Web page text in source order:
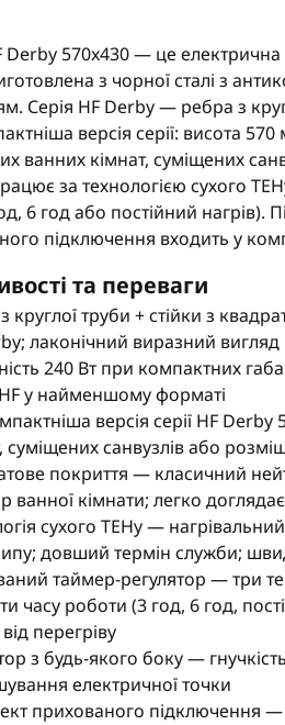
Derby 570x430 — це
з чорної сталі з
Серія HF Derby — ребра з
версія серії: висота
ванних кімнат, суміщених
за технологією сухого
6 год або постійний
підключення входить у
та переваги
круглої труби + стійки з
лаконічний виразний вигляд
240 Вт при компактних
у найменшому форматі
версія серії HF
суміщених санвузлів або
покриття — класичний
ванної кімнати; легко
сухого ТЕНу —
довший термін служби;
таймер-регулятор — три
часу роботи (3 год, 6 год,
перегріву
з будь-якого боку —
електричної точки
прихованого підключення —